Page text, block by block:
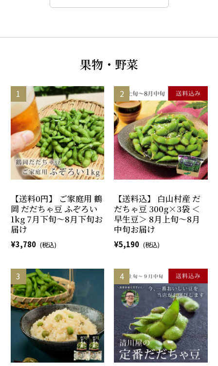
果物・野菜
【送料0円】 ご家庭用 鶴
岡 だだちゃ豆 ふぞろい
1kg 7月下旬～8月下旬お
届け
3,780
【送料込】 白山村産 だ
だちゃ豆 300g×3袋 ＜
早生豆＞ 8月上旬～8月
中旬お届け
5,190